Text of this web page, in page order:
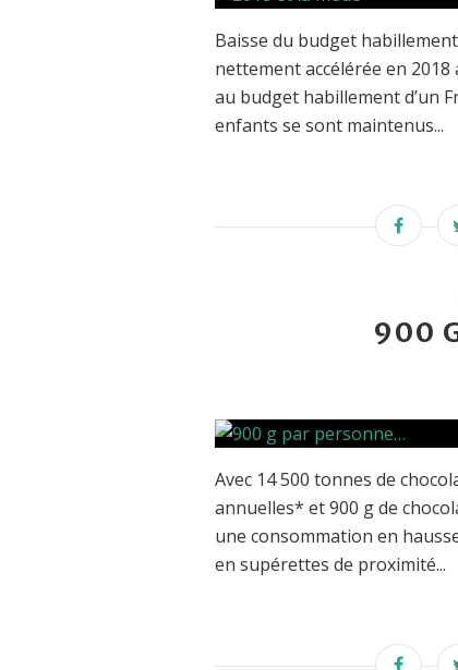
Baisse du budget
nettement accélérée en 2018
au budget habillement d’un
enfants se sont maintenus...
900
Avec 14 500 tonnes de
annuelles* et 900 g de
une consommation en
en supérettes de proximité...